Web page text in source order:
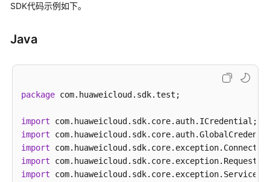
帮
文
通
用
参
考
SDK代码示例如下。
Java
package com.huaweicloud.sdk.test;
import
import
import
import
import